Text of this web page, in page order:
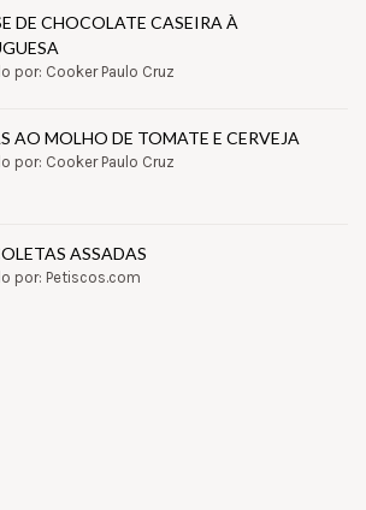
DE CHOCOLATE CASEIRA À
por: Cooker Paulo Cruz
AO MOLHO DE TOMATE E CERVEJA
por: Cooker Paulo Cruz
ASSADAS
por: Petiscos.com